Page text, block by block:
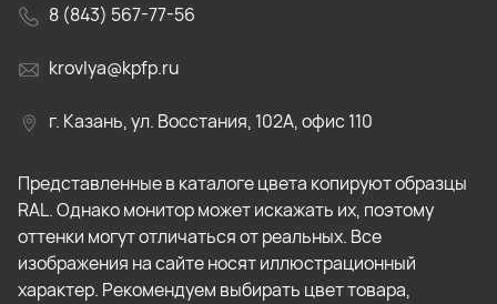
8 (843) 567-77-56
krovlya@kpfp.ru
г. Казань, ул. Восстания, 102А, офис 110
Представленные в каталоге цвета копируют образцы
RAL. Однако монитор может искажать их, поэтому
оттенки могут отличаться от реальных. Все
изображения на сайте носят иллюстрационный
характер. Рекомендуем выбирать цвет товара,